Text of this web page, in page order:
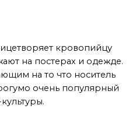
кровопийцу
на постерах и одежде.
на то что носитель
очень популярный